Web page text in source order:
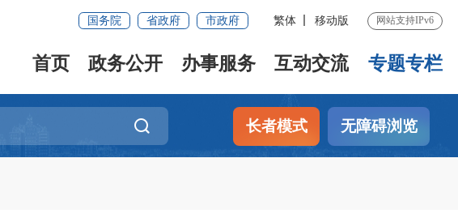
国务院 省政府 市政府 繁体 移动版 网站支持IPv6
首页 政务公开 办事服务 互动交流 专题专栏
长者模式 无障碍浏览